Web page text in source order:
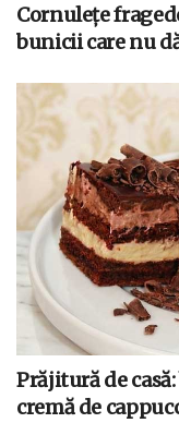
Cornulețe
bunicii care nu
Prăjitură de
cremă de